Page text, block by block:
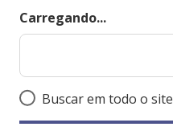
Carregando...
Buscar em todo o site